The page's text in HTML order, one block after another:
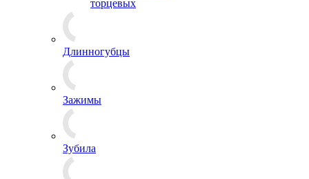
торцевых
Длинногубцы
Зажимы
Зубила